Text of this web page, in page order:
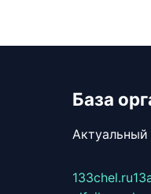
База
Актуальный
133chel.ru